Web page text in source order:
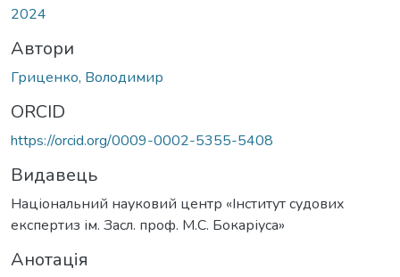
2024
Автори
Гриценко, Володимир
ORCID
https://orcid.org/0009-0002-5355-5408
Видавець
Національний науковий центр «Інститут судових
експертиз ім. Засл. проф. М.С. Бокаріуса»
Анотація